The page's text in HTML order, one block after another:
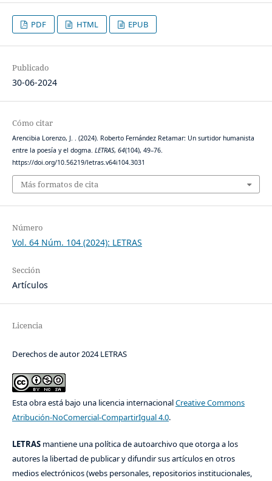
PDF HTML EPUB
Publicado
30-06-2024
Cómo citar
Arencibia Lorenzo, J. . (2024). Roberto Fernández Retamar: Un surtidor humanista
entre la poesía y el dogma. LETRAS, 64(104), 49–76.
https://doi.org/10.56219/letras.v64i104.3031
Más formatos de cita
Número
Vol. 64 Núm. 104 (2024): LETRAS
Sección
Artículos
Licencia
Derechos de autor 2024 LETRAS
Esta obra está bajo una licencia internacionalCreative Commons
Atribución-NoComercial-CompartirIgual 4.0.
LETRASmantiene una política de autoarchivo que otorga a los
autores la libertad de publicar y difundir sus artículos en otros
medios electrónicos (webs personales, repositorios institucionales,